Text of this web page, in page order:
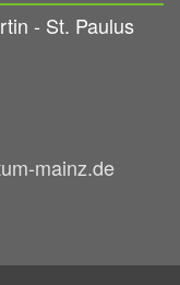
- St. Paulus
mainz.de